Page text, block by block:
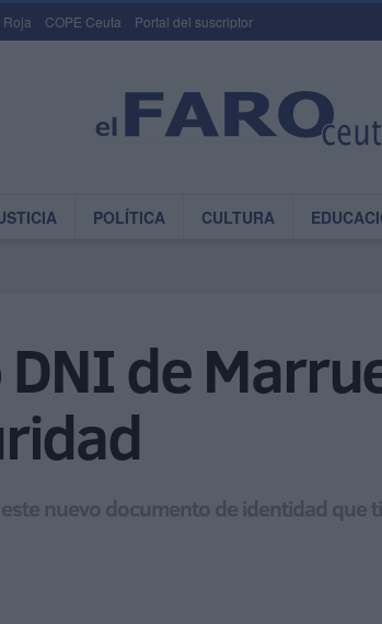
Roja COPE Ceuta Portal del suscriptor
POLÍTICA CULTURA
DNI de
nuevo documento de identidad